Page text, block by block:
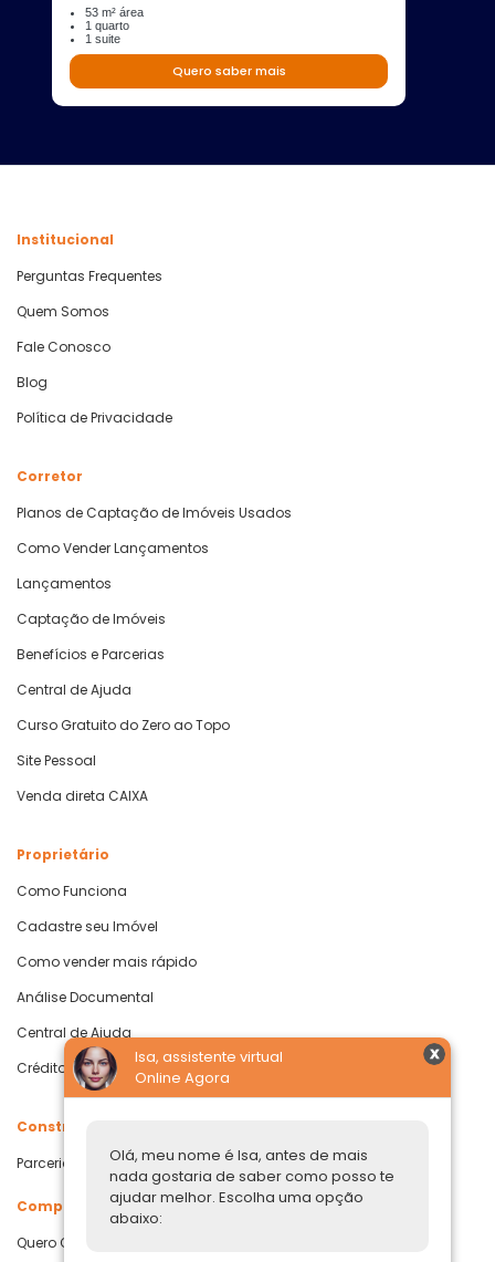
53 m² área
1 quarto
1 suite
Quero saber mais
Isa, assistente virtual
Online Agora
Olá, meu nome é Isa, antes de mais
nada gostaria de saber como posso te
ajudar melhor. Escolha uma opção
abaixo:
Institucional
Perguntas Frequentes
Quem Somos
Fale Conosco
Blog
Política de Privacidade
Corretor
Planos de Captação de Imóveis Usados
Como Vender Lançamentos
Lançamentos
Captação de Imóveis
Benefícios e Parcerias
Central de Ajuda
Curso Gratuito do Zero ao Topo
Site Pessoal
Venda direta CAIXA
Proprietário
Como Funciona
Cadastre seu Imóvel
Como vender mais rápido
Análise Documental
Central de Ajuda
Crédito com Garantia de Imóvel
Construtoras
Parcerias Imobiliárias
Comprar ou alugar
Quero Comprar